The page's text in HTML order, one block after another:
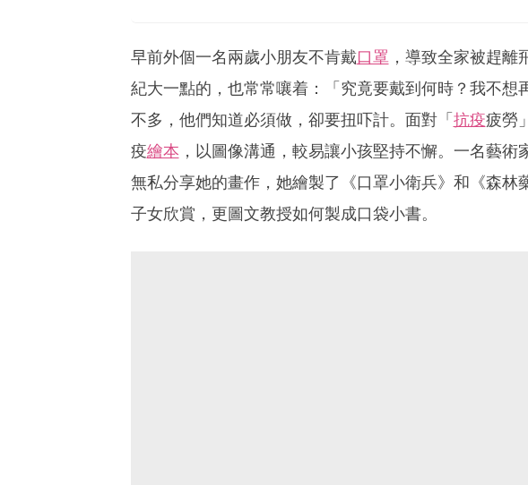
早前外個一名兩歲小朋友不肯戴口罩，導致全家被趕離
紀大一點的，也常常嚷着：「究竟要戴到何時？我不想
不多，他們知道必須做，卻要扭吓計。面對「 抗疫疲勞
疫繪本 ，以圖像溝通，較易讓小孩堅持不懈。一名藝術
無私分享她的畫作，她繪製了《口罩小衛兵》和《森林
子女欣賞，更圖文教授如何製成口袋小書。